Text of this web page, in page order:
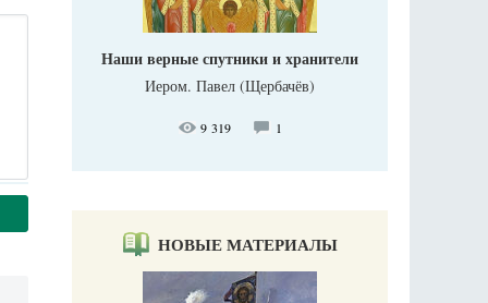
Наши верные спутники и хранители
Иером. Павел (Щербачёв)
9 319 1
НОВЫЕ МАТЕРИАЛЫ